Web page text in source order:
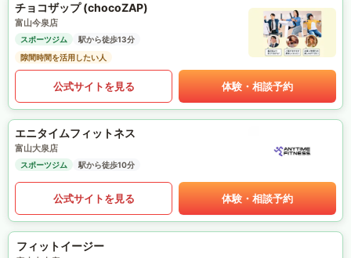
チョコザップ (chocoZAP)
富山今泉店
スポーツジム
駅から徒歩13分
隙間時間を活用したい人
公式サイトを見る 体験・相談予約
エニタイムフィットネス
富山大泉店
スポーツジム 駅から徒歩10分
公式サイトを見る 体験・相談予約
フィットイージー